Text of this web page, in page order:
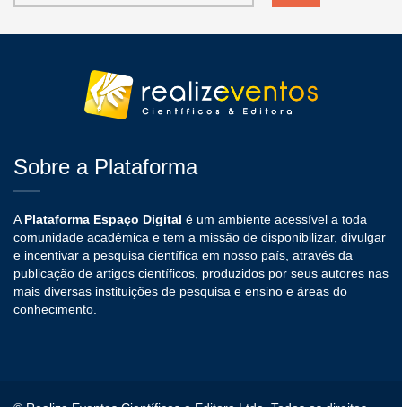
Sobre a Plataforma
A Plataforma Espaço Digital é um ambiente acessível a toda
comunidade acadêmica e tem a missão de disponibilizar, divulgar
e incentivar a pesquisa científica em nosso país, através da
publicação de artigos científicos, produzidos por seus autores nas
mais diversas instituições de pesquisa e ensino e áreas do
conhecimento.